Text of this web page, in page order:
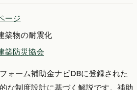
ージ
築物の耐震化
築防災協会
ォーム補助金ナビDBに登録された
な制度設計に基づく解説です。補助